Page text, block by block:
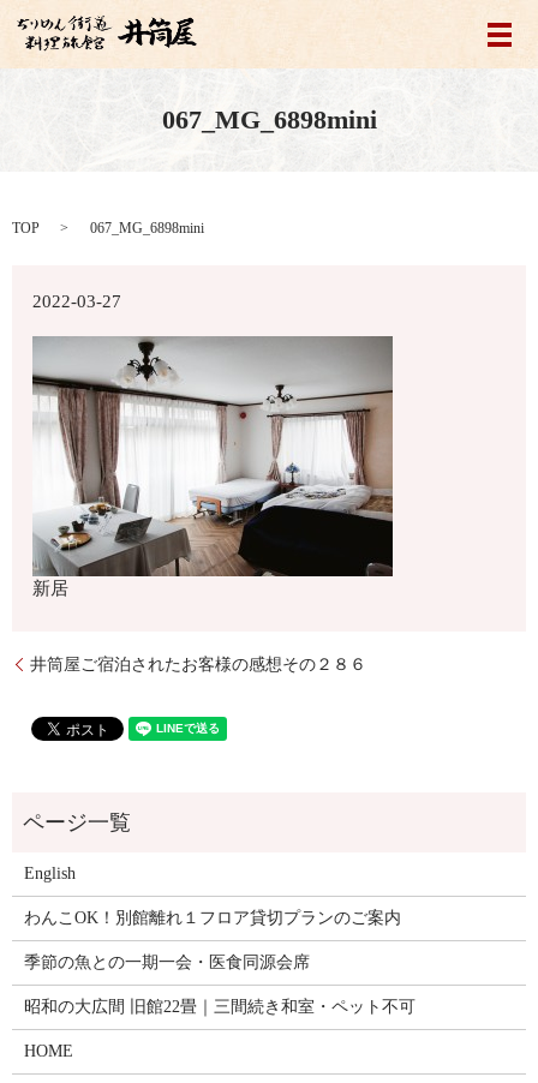
メ
067_MG_6898mini
TOP 067_MG_6898mini
2022-03-27
新居
井筒屋ご宿泊されたお客様の感想その２８６
English
わんこOK！別館離れ１フロア貸切プランのご案内
季節の魚との一期一会・医食同源会席
昭和の大広間 旧館22畳｜三間続き和室・ペット不可
HOME